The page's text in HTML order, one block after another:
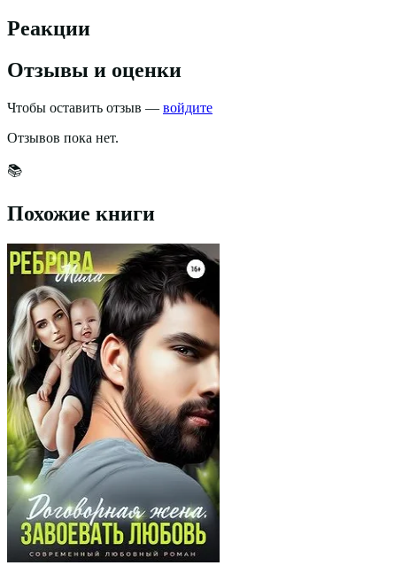
Реакции
Отзывы и оценки
Чтобы оставить отзыв — войдите
Отзывов пока нет.
📚
Похожие книги